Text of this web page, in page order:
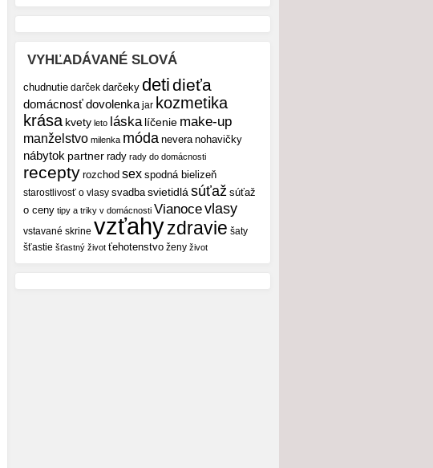
VYHĽADÁVANÉ SLOVÁ
chudnutie darček darčeky detidieťa
domácnosťdovolenka jar kozmetika
krása kvety leto láska líčenie make-up
manželstvo milenka móda nevera nohavičky
nábytok partner rady rady do domácnosti
recepty rozchod sex spodná bielizeň
starostlivosť o vlasy svadba svietidlá súťaž súťaž
o ceny tipy a triky v domácnosti Vianocevlasy
vstavané skrine vzťahyzdravie šaty
šťastie šťastný život ťehotenstvo ženy život